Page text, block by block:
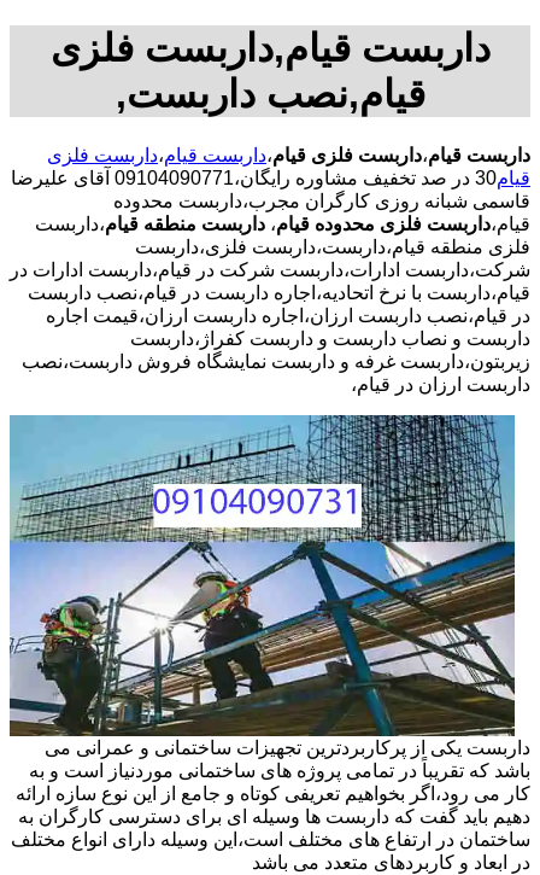
داربست قیام,داربست فلزی
قیام,نصب داربست,
داربست قیام،داربست فلزی قیام،داربست قیام،داربست فلزی
قیام
30 در صد تخفیف مشاوره رایگان،09104090771 آقای علیرضا
قاسمی شبانه روزی کارگران مجرب،داربست محدوده
قیام،داربست فلزی محدوده قیام، داربست منطقه قیام،داربست
فلزی منطقه قیام،داربست،داربست فلزی،داربست
شرکت،داربست ادارات،داربست شرکت در قیام،داربست ادارات در
قیام،داربست با نرخ اتحادیه،اجاره داربست در قیام،نصب داربست
در قیام،نصب داربست ارزان،اجاره داربست ارزان،قیمت اجاره
داربست و نصاب داربست و داربست کفراژ،داربست
زیربتون،داربست غرفه و داربست نمایشگاه فروش داربست،نصب
داربست ارزان در قیام،
داربست یکی از پرکاربردترین تجهیزات ساختمانی و عمرانی می
باشد که تقریباً در تمامی پروژه های ساختمانی موردنیاز است و به
کار می رود،اگر بخواهیم تعریفی کوتاه و جامع از این نوع سازه ارائه
دهیم باید گفت که داربست ها وسیله ای برای دسترسی کارگران به
ساختمان در ارتفاع های مختلف است،این وسیله دارای انواع مختلف
در ابعاد و کاربردهای متعدد می باشد